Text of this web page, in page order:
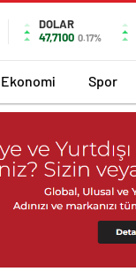
DOLAR
47,7100 0.17%
Ekonomi Spor